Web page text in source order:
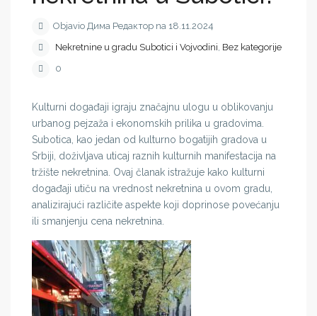
Objavio Дима Редактор na 18.11.2024
Nekretnine u gradu Subotici i Vojvodini, Bez kategorije
0
Kulturni događaji igraju značajnu ulogu u oblikovanju
urbanog pejzaža i ekonomskih prilika u gradovima.
Subotica, kao jedan od kulturno bogatijih gradova u
Srbiji, doživljava uticaj raznih kulturnih manifestacija na
tržište nekretnina. Ovaj članak istražuje kako kulturni
događaji utiču na vrednost nekretnina u ovom gradu,
analizirajući različite aspekte koji doprinose povećanju
ili smanjenju cena nekretnina.